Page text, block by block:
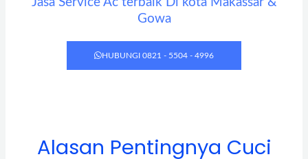
Gowa
HUBUNGI 0821 - 5504 - 4996
Alasan Pentingnya Cuci